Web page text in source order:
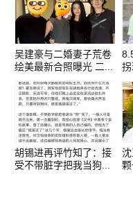
吴建豪与二婚妻子荒卷
绘美最新合照曝光 二...
拐
胡锡进再评竹知了：接
受不带脏字把我当狗...